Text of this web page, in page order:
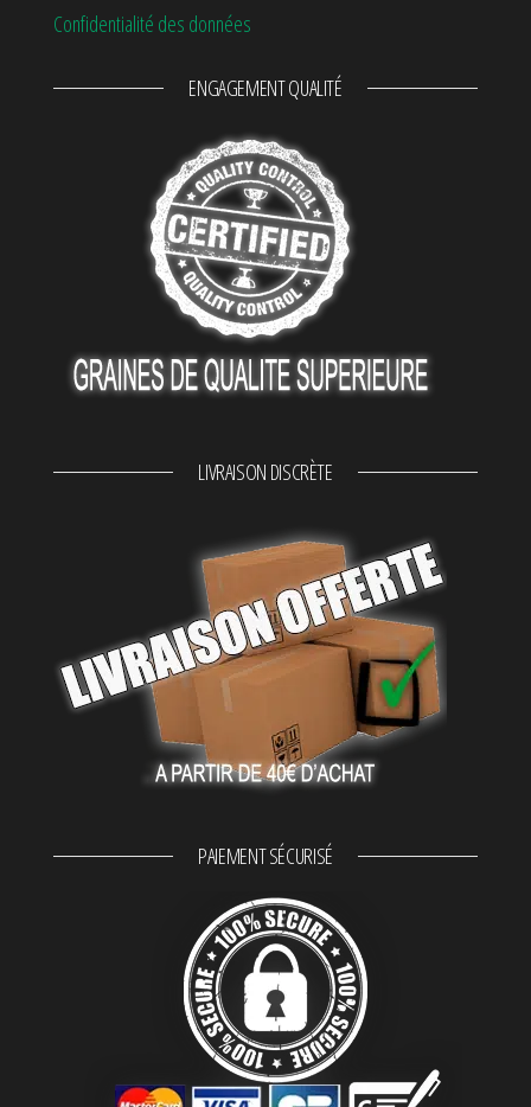
Confidentialité des données
ENGAGEMENT QUALITÉ
LIVRAISON DISCRÈTE
PAIEMENT SÉCURISÉ